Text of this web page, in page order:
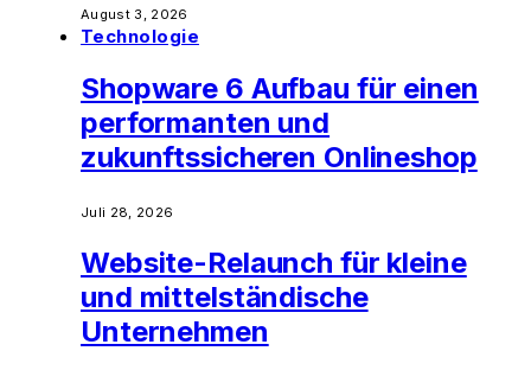
August 3, 2026
Technologie
Shopware 6 Aufbau für einen
performanten und
zukunftssicheren Onlineshop
Juli 28, 2026
Website-Relaunch für kleine
und mittelständische
Unternehmen